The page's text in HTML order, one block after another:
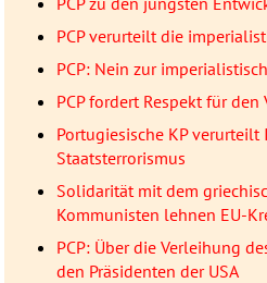
PCP verurteilt die
PCP: Nein zur
PCP fordert Respekt für
Portugiesische KP verurteilt
Staatsterrorismus
Solidarität mit dem
Kommunisten lehnen EU-
PCP: Über die Verleihung
den Präsidenten der USA